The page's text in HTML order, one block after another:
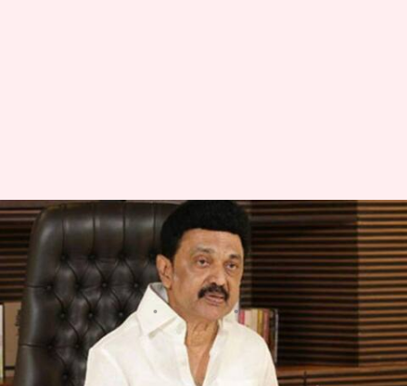
CM Stalin: హోటల్ యజమాని
క్షమాపణలు చెప్పడంపై సీఎం స్టాలిన్
తీవ్ర విమర్శలు
వ్రాసిన వారు Jayachandra Akuri Sep 14, 2024 01:51 pm
ఈ వార్తాకథనం ఏంటి